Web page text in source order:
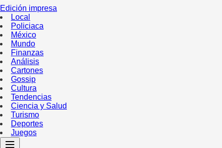
Edición impresa
Local
Policiaca
México
Mundo
Finanzas
Análisis
Cartones
Gossip
Cultura
Tendencias
Ciencia y Salud
Turismo
Deportes
Juegos